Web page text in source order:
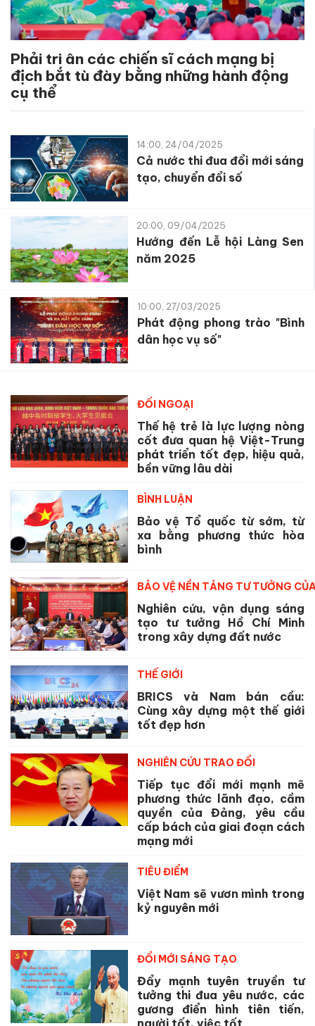
Phải tri ân các chiến sĩ cách mạng bị
địch bắt tù đày bằng những hành động
cụ thể
14:00, 24/04/2025
Cả nước thi đua đổi mới sáng
tạo, chuyển đổi số
20:00, 09/04/2025
Hướng đến Lễ hội Làng Sen
năm 2025
10:00, 27/03/2025
Phát động phong trào "Bình
dân học vụ số"
ĐỐI NGOẠI
Thế hệ trẻ là lực lượng nòng
cốt đưa quan hệ Việt-Trung
phát triển tốt đẹp, hiệu quả,
bền vững lâu dài
BÌNH LUẬN
Bảo vệ Tổ quốc từ sớm, từ
xa bằng phương thức hòa
bình
BẢO VỆ NỀN TẢNG TƯ TƯỞNG
Nghiên cứu, vận dụng sáng
tạo tư tưởng Hồ Chí Minh
trong xây dựng đất nước
THẾ GIỚI
BRICS và Nam bán cầu:
Cùng xây dựng một thế giới
tốt đẹp hơn
NGHIÊN CỨU TRAO ĐỔI
Tiếp tục đổi mới mạnh mẽ
phương thức lãnh đạo, cầm
quyền của Đảng, yêu cầu
cấp bách của giai đoạn cách
mạng mới
TIÊU ĐIỂM
Việt Nam sẽ vươn mình trong
kỷ nguyên mới
ĐỔI MỚI SÁNG TẠO
Đẩy mạnh tuyên truyền tư
tưởng thi đua yêu nước, các
gương điển hình tiên tiến,